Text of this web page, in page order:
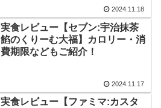
2024.11.18
実食レビュー【セブン:宇治抹茶
餡のくりーむ大福】カロリー・消
費期限などもご紹介！
2024.11.17
実食レビュー【ファミマ:カスタ